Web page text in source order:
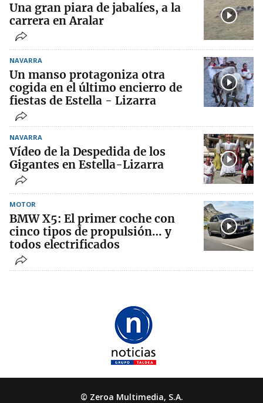
Una gran piara de jabalíes, a la
carrera en Aralar
NAVARRA
Un manso protagoniza otra
cogida en el último encierro de
fiestas de Estella - Lizarra
NAVARRA
Vídeo de la Despedida de los
Gigantes en Estella-Lizarra
MOTOR
BMW X5: El primer coche con
cinco tipos de propulsión… y
todos electrificados
© Zeroa Multimedia, S.A.